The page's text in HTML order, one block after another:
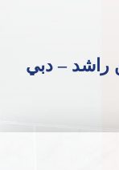
راشد – دبي